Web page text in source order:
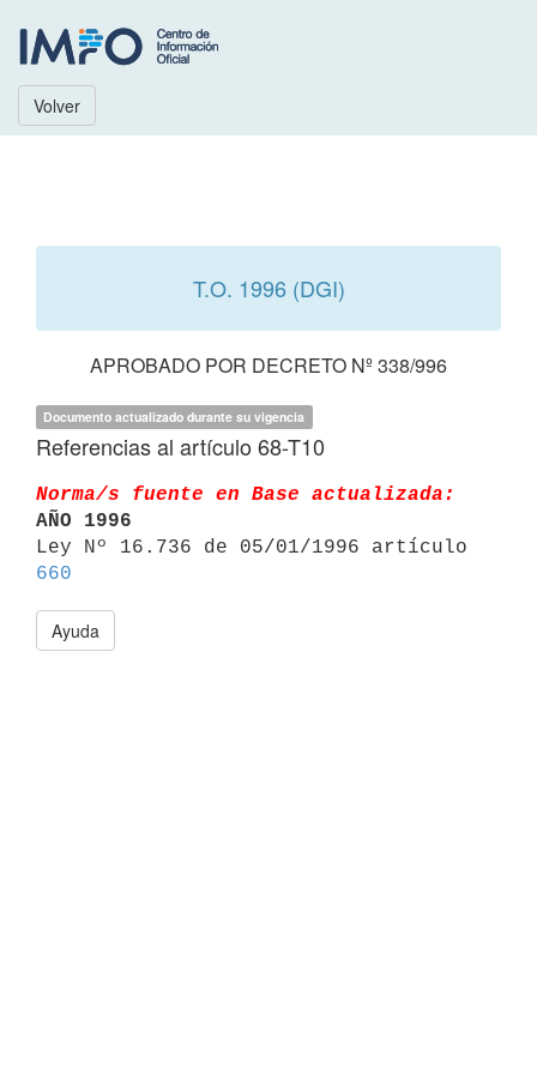
Volver
T.O. 1996 (DGI)
APROBADO POR DECRETO Nº 338/996
Documento actualizado durante su vigencia
Referencias al artículo 68-T10
Norma/s fuente en Base actualizada:
AÑO 1996
660
Ayuda